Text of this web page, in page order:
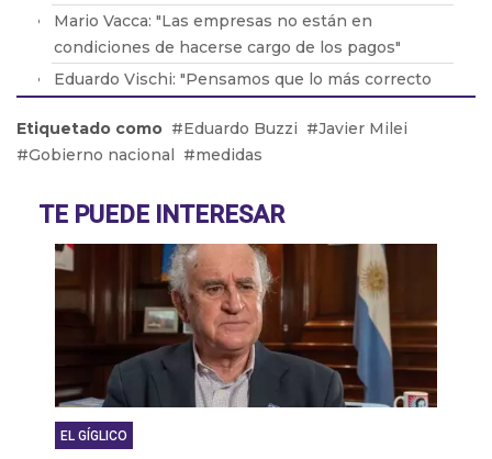
Mario Vacca: "Las empresas no están en
condiciones de hacerse cargo de los pagos"
Eduardo Vischi: "Pensamos que lo más correcto
Lic. Eduardo Lavorato: "Que los padres consuman
con sus hijos les genera una dependencia"
tensa"
Etiquetado como Eduardo Buzzi
Javier Milei
Gobierno nacional
medidas
TE PUEDE INTERESAR
EL GÍGLICO